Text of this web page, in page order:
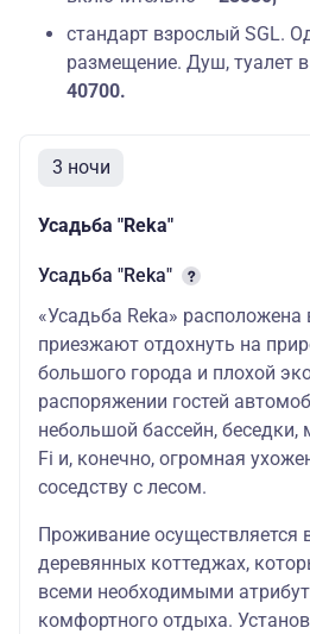
стандарт взрослый SGL.
размещение. Душ, туалет
40700.
3 ночи
Усадьба "Reka"
Усадьба "Reka"
«Усадьба Reka»
приезжают отдохнуть на
большого города и плохой
распоряжении гостей
небольшой бассейн, беседки,
Fi и, конечно, огромная
соседству с лесом.
Проживание осуществляется
деревянных коттеджах,
всеми необходимыми
комфортного отдыха.